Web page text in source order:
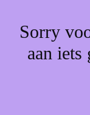
Sorry
aan iets